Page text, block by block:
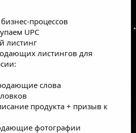
процессов
UPC
листинг
листингов для
слова
продукта + призыв к
фотографии